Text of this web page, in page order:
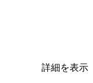
詳細を表示